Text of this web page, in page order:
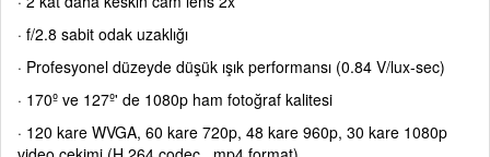
· f/2.8 sabit odak uzaklığı
· Profesyonel düzeyde düşük ışık performansı (0.84 V/lux-sec)
· 170º ve 127º' de 1080p ham fotoğraf kalitesi
· 120 kare WVGA, 60 kare 720p, 48 kare 960p, 30 kare 1080p